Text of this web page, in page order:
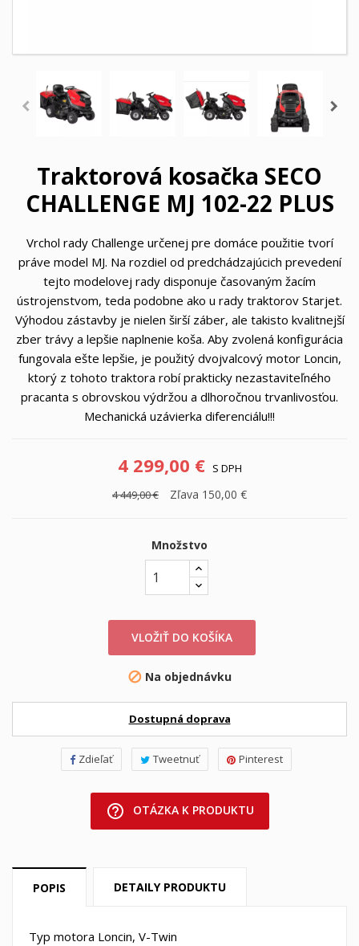
Traktorová kosačka SECO
CHALLENGE MJ 102-22 PLUS
Vrchol rady Challenge určenej pre domáce použitie tvorí
práve model MJ. Na rozdiel od predchádzajúcich prevedení
tejto modelovej rady disponuje časovaným žacím
ústrojenstvom, teda podobne ako u rady traktorov Starjet.
Výhodou zástavby je nielen širší záber, ale takisto kvalitnejší
zber trávy a lepšie naplnenie koša. Aby zvolená konfigurácia
fungovala ešte lepšie, je použitý dvojvalcový motor Loncin,
ktorý z tohoto traktora robí prakticky nezastaviteľného
pracanta s obrovskou výdržou a dlhoročnou trvanlivosťou.
Mechanická uzávierka diferenciálu!!!
4 299,00 € S DPH
4 449,00 €
Zľava 150,00 €
Množstvo
VLOŽIŤ DO KOŠÍKA
 Na objednávku
Dostupná doprava
Zdieľať Tweetnuť Pinterest
help_outline OTÁZKA K PRODUKTU
POPIS DETAILY PRODUKTU
Typ motora Loncin, V-Twin